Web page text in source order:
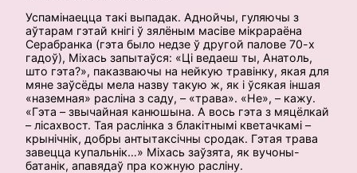
Успамінаецца такі выпадак. Аднойчы, гуляючы з
аўтарам гэтай кнігі ў зялёным масіве мікрараёна
Серабранка (гэта было недзе ў другой палове 70-х
гадоў), Міхась запытаўся: «Ці ведаеш ты, Анатоль,
што гэта?», паказваючы на нейкую травінку, якая для
мяне заўсёды мела назву такую ж, як і ўсякая іншая
«наземная» расліна з саду, – «трава». «Не», – кажу.
«Гэта – звычайная канюшына. А вось гэта з мяцёлкай
– лісахвост. Тая раслінка з блакітнымі кветачкамі –
крынічнік, добры антытаксічны сродак. Гэтая трава
завецца купальнік…» Міхась заўзята, як вучоны-
батанік, апавядаў пра кожную расліну.